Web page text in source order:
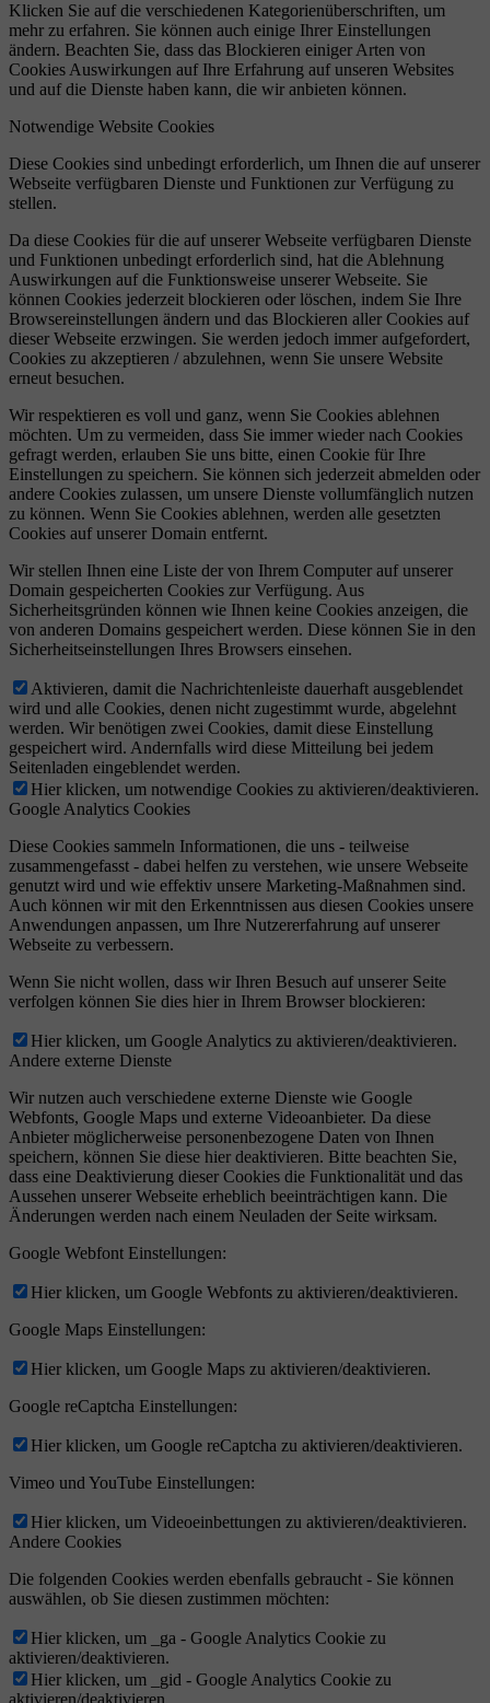
Klicken Sie auf die verschiedenen Kategorienüberschriften, um
mehr zu erfahren. Sie können auch einige Ihrer Einstellungen
ändern. Beachten Sie, dass das Blockieren einiger Arten von
Cookies Auswirkungen auf Ihre Erfahrung auf unseren Websites
und auf die Dienste haben kann, die wir anbieten können.
Notwendige Website Cookies
Diese Cookies sind unbedingt erforderlich, um Ihnen die auf unserer
Webseite verfügbaren Dienste und Funktionen zur Verfügung zu
stellen.
Da diese Cookies für die auf unserer Webseite verfügbaren Dienste
und Funktionen unbedingt erforderlich sind, hat die Ablehnung
Auswirkungen auf die Funktionsweise unserer Webseite. Sie
können Cookies jederzeit blockieren oder löschen, indem Sie Ihre
Browsereinstellungen ändern und das Blockieren aller Cookies auf
dieser Webseite erzwingen. Sie werden jedoch immer aufgefordert,
Cookies zu akzeptieren / abzulehnen, wenn Sie unsere Website
erneut besuchen.
Wir respektieren es voll und ganz, wenn Sie Cookies ablehnen
möchten. Um zu vermeiden, dass Sie immer wieder nach Cookies
gefragt werden, erlauben Sie uns bitte, einen Cookie für Ihre
Einstellungen zu speichern. Sie können sich jederzeit abmelden oder
andere Cookies zulassen, um unsere Dienste vollumfänglich nutzen
zu können. Wenn Sie Cookies ablehnen, werden alle gesetzten
Cookies auf unserer Domain entfernt.
Wir stellen Ihnen eine Liste der von Ihrem Computer auf unserer
Domain gespeicherten Cookies zur Verfügung. Aus
Sicherheitsgründen können wie Ihnen keine Cookies anzeigen, die
von anderen Domains gespeichert werden. Diese können Sie in den
Sicherheitseinstellungen Ihres Browsers einsehen.
Aktivieren, damit die Nachrichtenleiste dauerhaft ausgeblendet
wird und alle Cookies, denen nicht zugestimmt wurde, abgelehnt
werden. Wir benötigen zwei Cookies, damit diese Einstellung
gespeichert wird. Andernfalls wird diese Mitteilung bei jedem
Seitenladen eingeblendet werden.
Hier klicken, um notwendige Cookies zu aktivieren/deaktivieren.
Google Analytics Cookies
Diese Cookies sammeln Informationen, die uns - teilweise
zusammengefasst - dabei helfen zu verstehen, wie unsere Webseite
genutzt wird und wie effektiv unsere Marketing-Maßnahmen sind.
Auch können wir mit den Erkenntnissen aus diesen Cookies unsere
Anwendungen anpassen, um Ihre Nutzererfahrung auf unserer
Webseite zu verbessern.
Wenn Sie nicht wollen, dass wir Ihren Besuch auf unserer Seite
verfolgen können Sie dies hier in Ihrem Browser blockieren:
Hier klicken, um Google Analytics zu aktivieren/deaktivieren.
Andere externe Dienste
Wir nutzen auch verschiedene externe Dienste wie Google
Webfonts, Google Maps und externe Videoanbieter. Da diese
Anbieter möglicherweise personenbezogene Daten von Ihnen
speichern, können Sie diese hier deaktivieren. Bitte beachten Sie,
dass eine Deaktivierung dieser Cookies die Funktionalität und das
Aussehen unserer Webseite erheblich beeinträchtigen kann. Die
Änderungen werden nach einem Neuladen der Seite wirksam.
Google Webfont Einstellungen:
Hier klicken, um Google Webfonts zu aktivieren/deaktivieren.
Google Maps Einstellungen:
Hier klicken, um Google Maps zu aktivieren/deaktivieren.
Google reCaptcha Einstellungen:
Hier klicken, um Google reCaptcha zu aktivieren/deaktivieren.
Vimeo und YouTube Einstellungen:
Hier klicken, um Videoeinbettungen zu aktivieren/deaktivieren.
Andere Cookies
Die folgenden Cookies werden ebenfalls gebraucht - Sie können
auswählen, ob Sie diesen zustimmen möchten:
Hier klicken, um _ga - Google Analytics Cookie zu
aktivieren/deaktivieren.
Hier klicken, um _gid - Google Analytics Cookie zu
aktivieren/deaktivieren.